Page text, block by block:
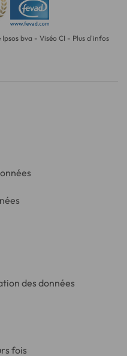
bva - Viséo CI - Plus d'infos
des données
fois